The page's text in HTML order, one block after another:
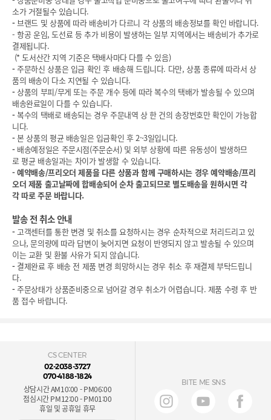
소가 거절될수 있습니다.
-브랜드 및 상품에 따라 배송비가 다르니 각 상품의 배송정보를 확인 바랍니다.
- 항공 운임, 도선료 등 추가 비용이 발생하는 일부 지역에서는 배송비가 추가로
결제됩니다.
(* 도서산간 지역 기준은 택배사마다 다를 수 있음)
-주문하신 상품은 입금 확인 후 배송해 드립니다. 다만, 상품 종류에 따라서 상
품의 배송이 다소 지연될 수 있습니다.
- 상품의 부피/무게 또는 주문 개수 등에 따라 복수의 택배가 발송될 수 있으며
배송완료일이 다를 수 있습니다.
-복수의 택배로 배송되는 경우 주문내역 상 한 건의 송장번호만 확인이 가능합
니다.
-본 상품의 평균 배송일은 입금확인 후 2~3일입니다.
- 배송예정일은 주문시점(주문순서) 및 외부 상황에 따른 유동성이 발생하므
로 평균 배송일과는 차이가 발생할 수 있습니다.
-예약배송/프리오더 제품을 다른 상품과 함께 구매하시는 경우 예약배송/프리
오더 제품 출고날짜에 합배송되어 순차 출고되므로 별도배송을 원하시면 각
각 따로 주문 바랍니다.
발송 전 취소 안내
-고객센터를 통한 변경 및 취소를 요청하시는 경우 순차적으로 처리드리고 있
으나, 문의량에 따라 답변이 늦어지면 요청이 반영되지 않고 발송될 수 있으며
이는 교환 및 환불 사유가 되지 않습니다.
- 결제완료 후 배송 전 제품 변경 희망하시는 경우 취소 후 재결제 부탁드립니
다.
-주문상태가 상품준비중으로 넘어갈 경우 취소가 어렵습니다. 제품 수령 후 반
품 접수 바랍니다.
CS CENTER
02-2038-3727
070-4188-1824
상담시간 AM10:00 - PM06:00
점심시간 PM12:00 - PM01:00
휴일 및 공휴일 휴무
BITE ME SNS